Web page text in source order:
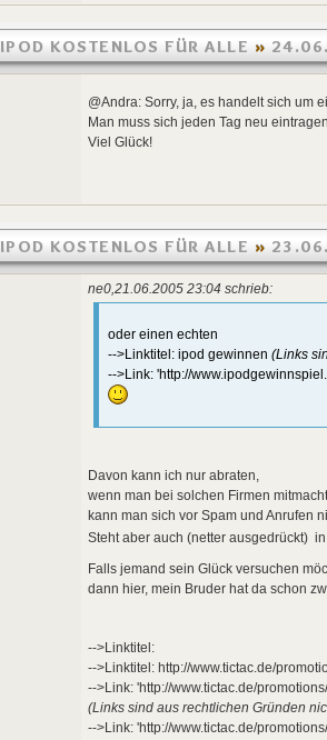
Forum: Anregung, Lob
Es gibt neue Beiträge
Browsergames (1 2 … 12 )
Forum: Off-Topic /
Es gibt neue Beiträge
Mario Forever ( 1 2 …
Forum: Tipps&Tricks 91
Es gibt neue Beiträge
Hilfe: Neo Sonic
Forum: Off-Topic /
IPOD KOSTENLOS FÜR ALLE »
@Andra: Sorry, ja, es handelt sich um
Man muss sich jeden Tag neu
Viel Glück!
IPOD KOSTENLOS FÜR ALLE »
ne0,21.06.2005 23:04 schrieb:
oder einen echten
-->Linktitel: ipod gewinnen (Links
-->Link: 'http://
Davon kann ich nur abraten,
wenn man bei solchen Firmen
kann man sich vor Spam und Anrufen
Steht aber auch (netter ausgedrückt)
Falls jemand sein Glück versuchen
dann hier, mein Bruder hat da schon
-->Linktitel:
-->Linktitel: http://www.tictac.de/
-->Link: 'http://www.tictac.de/
(Links sind aus rechtlichen Gründen
-->Link: 'http://www.tictac.de/